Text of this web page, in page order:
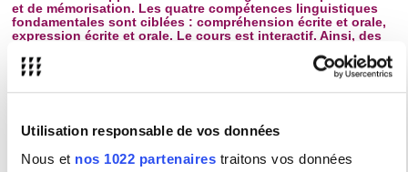
Utilisation responsable de vos données
Nous et nos 1022 partenaires traitons vos données
et de mémorisation. Les quatre compétences linguistiques
fondamentales sont ciblées : compréhension écrite et orale,
expression écrite et orale. Le cours est interactif. Ainsi, des
stratégies de débatteur ou la rédaction d’une critique, seront
consolidées.
Modalités de participation en
présentiel.